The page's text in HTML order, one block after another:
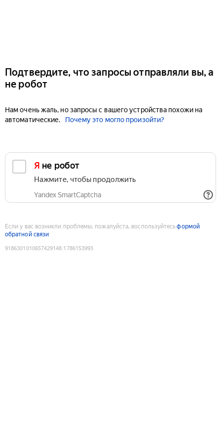
Подтвердите, что запросы отправляли вы, а
не робот
Нам очень жаль, но запросы с вашего устройства похожи на
автоматические.
Почему это могло произойти?
Я не робот
Нажмите, чтобы продолжить
Yandex SmartCaptcha
Если у вас возникли проблемы, пожалуйста, воспользуйтесьформой
обратной связи
9186301010657429148:1786153993